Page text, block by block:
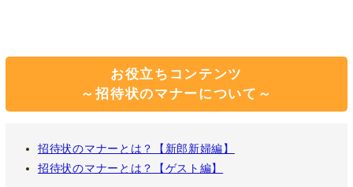
お役立ちコンテンツ
～招待状のマナーについて～
招待状のマナーとは？【新郎新婦編】
招待状のマナーとは？【ゲスト編】